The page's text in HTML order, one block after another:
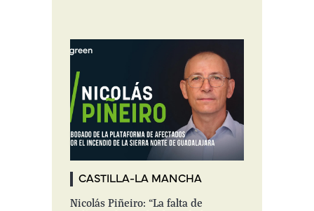
CASTILLA-LA MANCHA
Nicolás Piñeiro: “La falta de